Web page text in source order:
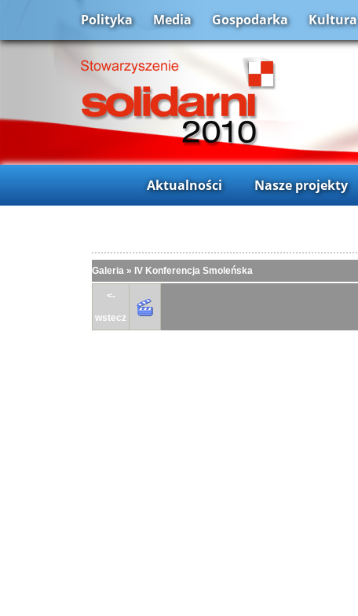
Polityka Media Gospodarka Kultura
Aktualności Nasze projekty
Galeria » IV Konferencja Smoleńska
<-
wstecz